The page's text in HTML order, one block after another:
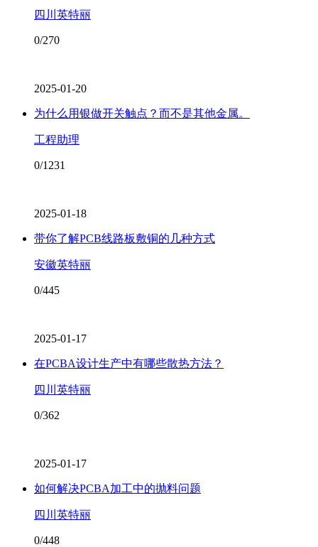
四川英特丽
0/270
2025-01-20
为什么用银做开关触点？而不是其他金属。
工程助理
0/1231
2025-01-18
带你了解PCB线路板敷铜的几种方式
安徽英特丽
0/445
2025-01-17
在PCBA设计生产中有哪些散热方法？
四川英特丽
0/362
2025-01-17
如何解决PCBA加工中的抛料问题
四川英特丽
0/448